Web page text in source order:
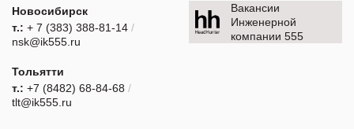
Новосибирск
т.: + 7 (383) 388-81-14 /
nsk@ik555.ru
Тольятти
т.: +7 (8482) 68-84-68 /
tlt@ik555.ru
Вакансии
Инженерной
компании 555